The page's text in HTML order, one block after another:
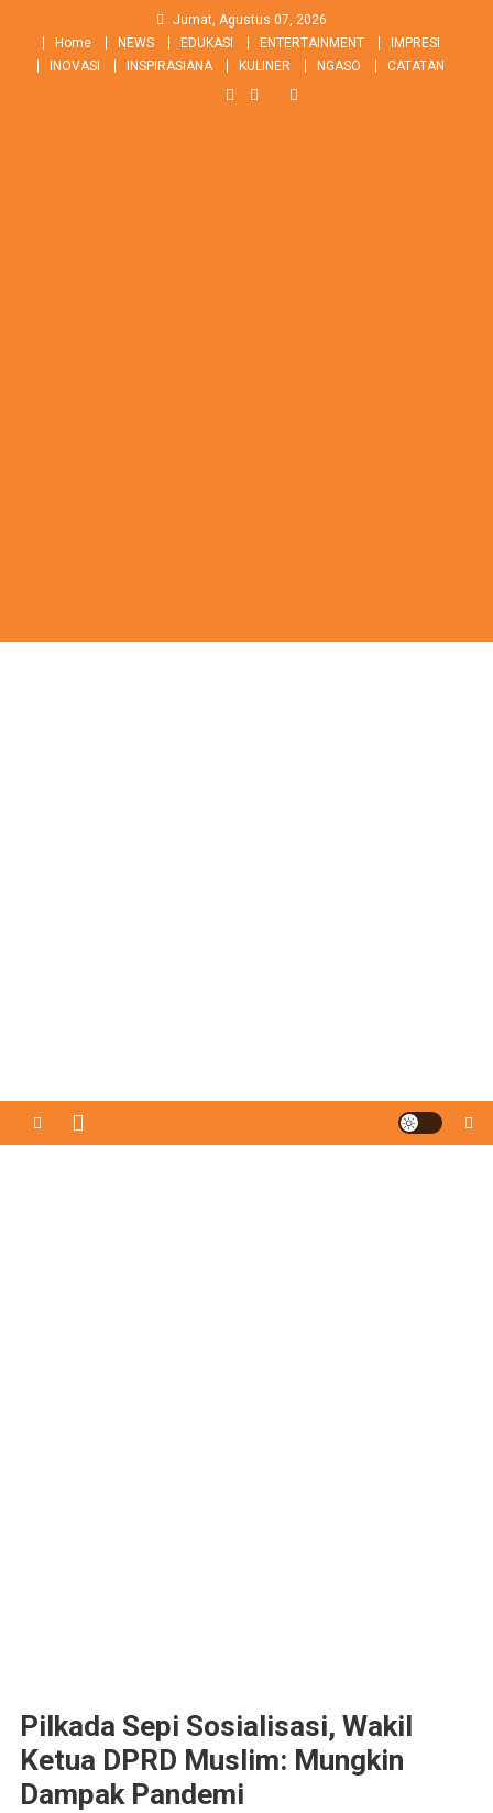
content
Jumat, Agustus 07, 2026
Home
NEWS EDUKASI ENTERTAINMENT
IMPRESI
INOVASI
INSPIRASIANA KULINER NGASO CATATAN
Pilkada Sepi Sosialisasi, Wakil
Ketua DPRD Muslim: Mungkin
Dampak Pandemi